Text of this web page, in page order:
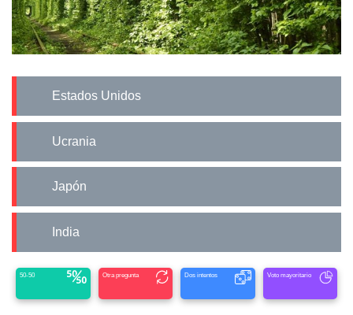
Estados Unidos
Ucrania
Japón
India
50-50 Otra pregunta Dos intentos Voto mayoritario